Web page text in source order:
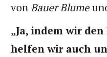
vonBauer Blume
„Ja, indem wir
helfen wir auch